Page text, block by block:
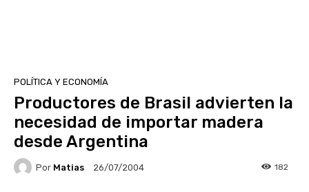
POLÍTICA Y ECONOMÍA
Productores de Brasil advierten la
necesidad de importar madera
desde Argentina
Por Matias 26/07/2004 182